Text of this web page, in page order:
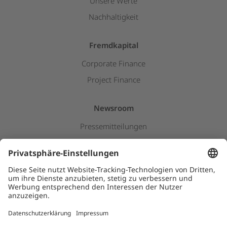
Nachhaltigkeit
Fremdkapital
Corporate Finance
Project Finance
Newsroom
Pressemitteilungen
Downloads
Kids